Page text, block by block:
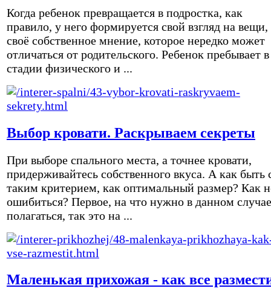
Когда ребенок превращается в подростка, как
правило, у него формируется свой взгляд на вещи,
своё собственное мнение, которое нередко может
отличаться от родительского. Ребенок пребывает в
стадии физического и ...
Выбор кровати. Раскрываем секреты
При выборе спального места, а точнее кровати,
придерживайтесь собственного вкуса. А как быть
таким критерием, как оптимальный размер? Как
ошибиться? Первое, на что нужно в данном случае
полагаться, так это на ...
Маленькая прихожая - как все